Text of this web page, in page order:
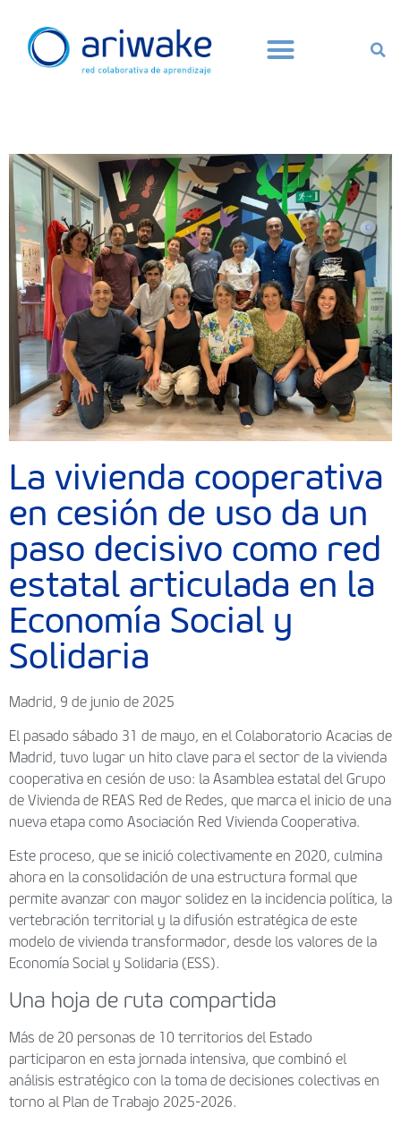
La vivienda cooperativa
en cesión de uso da un
paso decisivo como red
estatal articulada en la
Economía Social y
Solidaria
Madrid, 9 de junio de 2025
El pasado sábado 31 de mayo, en el Colaboratorio Acacias de
Madrid, tuvo lugar un hito clave para el sector de la vivienda
cooperativa en cesión de uso: la Asamblea estatal del Grupo
de Vivienda de REAS Red de Redes, que marca el inicio de una
nueva etapa como Asociación Red Vivienda Cooperativa.
Este proceso, que se inició colectivamente en 2020, culmina
ahora en la consolidación de una estructura formal que
permite avanzar con mayor solidez en la incidencia política, la
vertebración territorial y la difusión estratégica de este
modelo de vivienda transformador, desde los valores de la
Economía Social y Solidaria (ESS).
Una hoja de ruta compartida
Más de 20 personas de 10 territorios del Estado
participaron en esta jornada intensiva, que combinó el
análisis estratégico con la toma de decisiones colectivas en
torno al Plan de Trabajo 2025-2026.